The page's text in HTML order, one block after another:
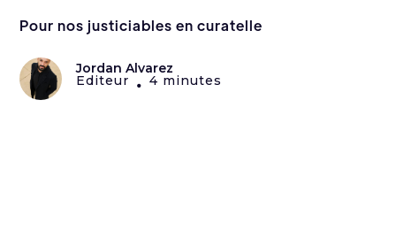
Pour nos justiciables en curatelle
Jordan Alvarez
Editeur • 4 minutes